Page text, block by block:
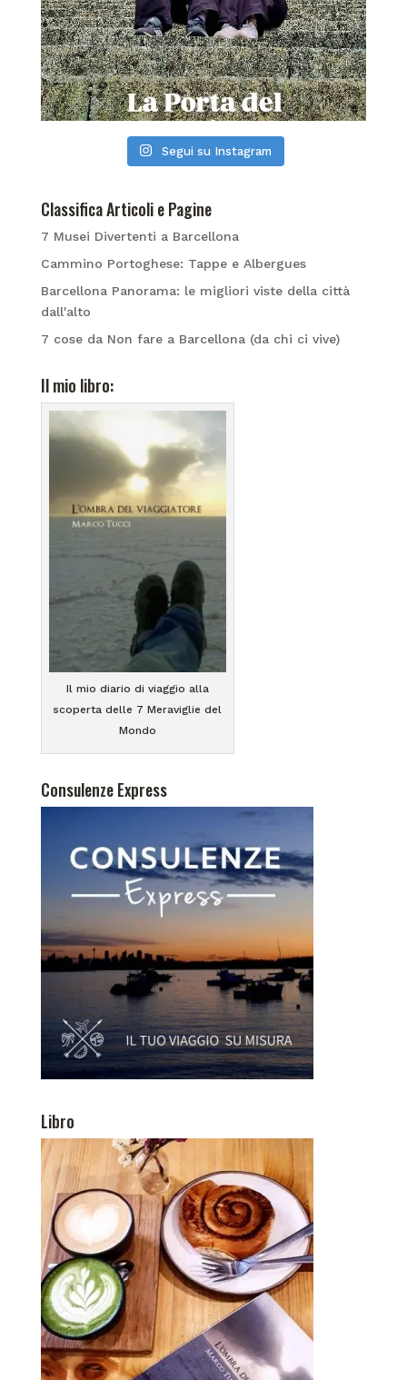
Segui su Instagram
Classifica Articoli e Pagine
7 Musei Divertenti a Barcellona
Cammino Portoghese: Tappe e Albergues
Barcellona Panorama: le migliori viste della città
dall'alto
7 cose da Non fare a Barcellona (da chi ci vive)
Il mio libro:
Il mio diario di viaggio alla
scoperta delle 7 Meraviglie del
Mondo
Consulenze Express
Libro